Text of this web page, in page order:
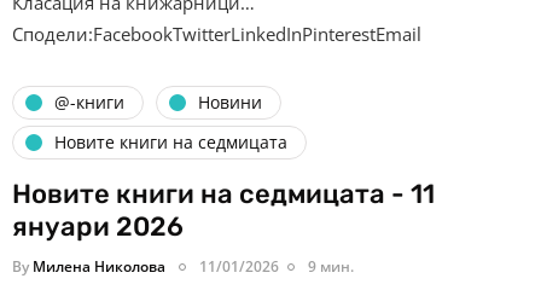
Сподели:FacebookTwitterLinkedInPinterestEmail
@-книги
Новини
Новите книги на седмицата
Новите книги на седмицата - 11
януари 2026
By Милена Николова 11/01/2026 9 мин.